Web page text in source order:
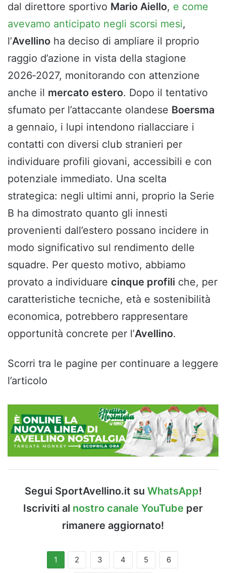
dal direttore sportivo Mario Aiello, e come
avevamo anticipato negli scorsi mesi,
l’Avellino ha deciso di ampliare il proprio
raggio d’azione in vista della stagione
2026‑2027, monitorando con attenzione
anche il mercato estero. Dopo il tentativo
sfumato per l’attaccante olandese Boersma
a gennaio, i lupi intendono riallacciare i
contatti con diversi club stranieri per
individuare profili giovani, accessibili e con
potenziale immediato. Una scelta
strategica: negli ultimi anni, proprio la Serie
B ha dimostrato quanto gli innesti
provenienti dall’estero possano incidere in
modo significativo sul rendimento delle
squadre. Per questo motivo, abbiamo
provato a individuare cinque profili che, per
caratteristiche tecniche, età e sostenibilità
economica, potrebbero rappresentare
opportunità concrete per l’Avellino.
Scorri tra le pagine per continuare a leggere
l’articolo
Segui SportAvellino.it su WhatsApp!
Iscriviti al nostro canale YouTube per
rimanere aggiornato!
1 2 3 4 5 6